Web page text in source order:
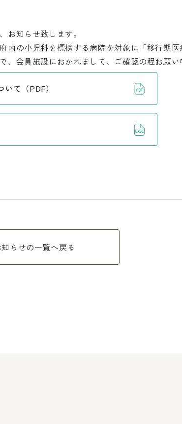
知らせ致します。
の小児科を標榜する病院を対象に「移行期
会員施設におかれまして、ご確認の程お願い
て（PDF）
知らせの一覧へ戻る